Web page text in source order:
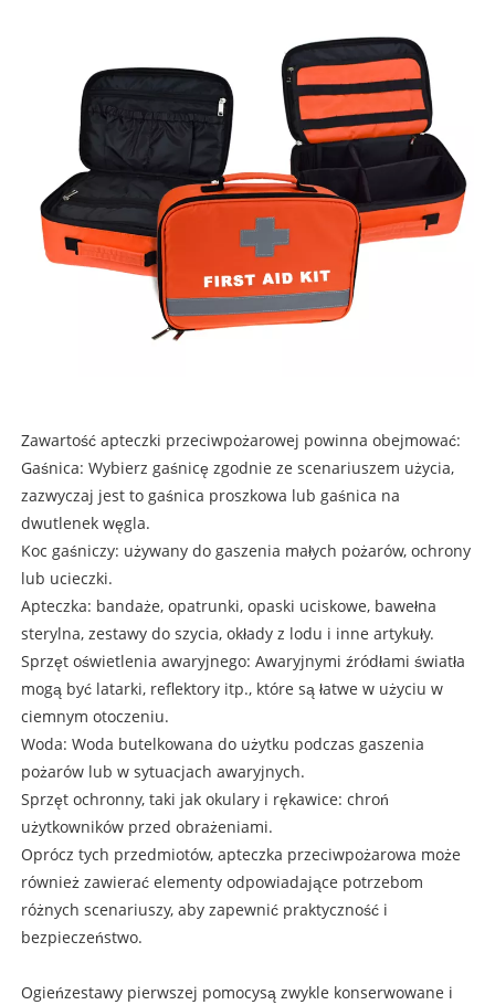
Zawartość apteczki przeciwpożarowej powinna obejmować:
Gaśnica: Wybierz gaśnicę zgodnie ze scenariuszem użycia,
zazwyczaj jest to gaśnica proszkowa lub gaśnica na
dwutlenek węgla.
Koc gaśniczy: używany do gaszenia małych pożarów, ochrony
lub ucieczki.
Apteczka: bandaże, opatrunki, opaski uciskowe, bawełna
sterylna, zestawy do szycia, okłady z lodu i inne artykuły.
Sprzęt oświetlenia awaryjnego: Awaryjnymi źródłami światła
mogą być latarki, reflektory itp., które są łatwe w użyciu w
ciemnym otoczeniu.
Woda: Woda butelkowana do użytku podczas gaszenia
pożarów lub w sytuacjach awaryjnych.
Sprzęt ochronny, taki jak okulary i rękawice: chroń
użytkowników przed obrażeniami.
Oprócz tych przedmiotów, apteczka przeciwpożarowa może
również zawierać elementy odpowiadające potrzebom
różnych scenariuszy, aby zapewnić praktyczność i
bezpieczeństwo.
Ogieńzestawy pierwszej pomocysą zwykle konserwowane i